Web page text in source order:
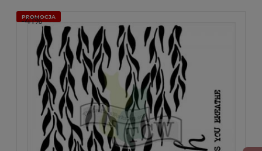
PROMOCJA
-41%